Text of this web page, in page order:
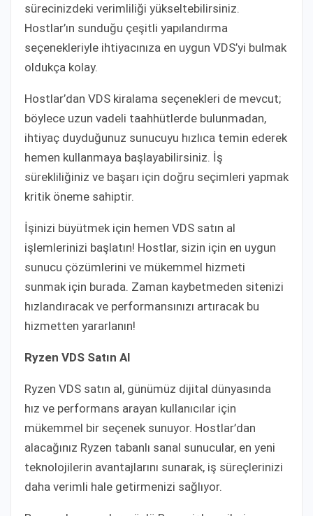
sürecinizdeki verimliliği yükseltebilirsiniz.
Hostlar’ın sunduğu çeşitli yapılandırma
seçenekleriyle ihtiyacınıza en uygun VDS’yi bulmak
oldukça kolay.
Hostlar’dan VDS kiralama seçenekleri de mevcut;
böylece uzun vadeli taahhütlerde bulunmadan,
ihtiyaç duyduğunuz sunucuyu hızlıca temin ederek
hemen kullanmaya başlayabilirsiniz. İş
sürekliliğiniz ve başarı için doğru seçimleri yapmak
kritik öneme sahiptir.
İşinizi büyütmek için hemen VDS satın al
işlemlerinizi başlatın! Hostlar, sizin için en uygun
sunucu çözümlerini ve mükemmel hizmeti
sunmak için burada. Zaman kaybetmeden sitenizi
hızlandıracak ve performansınızı artıracak bu
hizmetten yararlanın!
Ryzen VDS Satın Al
Ryzen VDS satın al, günümüz dijital dünyasında
hız ve performans arayan kullanıcılar için
mükemmel bir seçenek sunuyor. Hostlar’dan
alacağınız Ryzen tabanlı sanal sunucular, en yeni
teknolojilerin avantajlarını sunarak, iş süreçlerinizi
daha verimli hale getirmenizi sağlıyor.